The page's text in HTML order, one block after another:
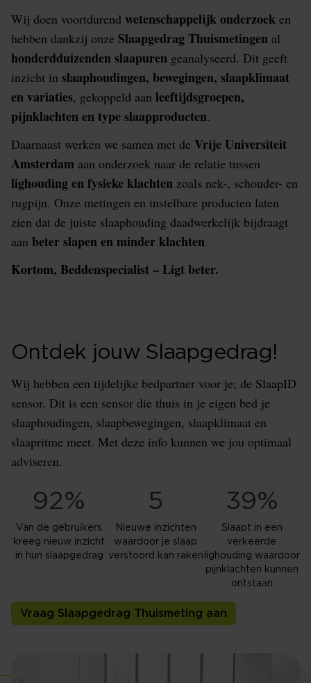
Wij doen voortdurend wetenschappelijk onderzoek en
hebben dankzij onze Slaapgedrag Thuismetingen al
honderdduizenden slaapuren geanalyseerd. Dit geeft
inzicht in slaaphoudingen, bewegingen, slaapklimaat
en variaties, gekoppeld aan leeftijdsgroepen,
pijnklachten en type slaapproducten.
Daarnaast werken we samen met de Vrije Universiteit
Amsterdam aan onderzoek naar de relatie tussen
lighouding en fysieke klachten zoals nek-, schouder- en
rugpijn. Onze metingen en instelbare producten laten
zien dat de juiste slaaphouding daadwerkelijk bijdraagt
aan beter slapen en minder klachten.
Kortom, Beddenspecialist – Ligt beter.
Ontdek jouw Slaapgedrag!
Wij hebben een tijdelijke bedpartner voor je; de SlaapID
sensor. Dit is een sensor die thuis in je eigen bed je
slaaphoudingen, slaapbewegingen, slaapklimaat en
slaapritme meet. Met deze info kunnen we jou optimaal
adviseren.
92%
Van de gebruikers
kreeg nieuw inzicht
in hun slaapgedrag
5
Nieuwe inzichten
waardoor je slaap
verstoord kan raken
39%
Slaapt in een
verkeerde
lighouding waardoor
pijnklachten kunnen
ontstaan
Vraag Slaapgedrag Thuismeting aan